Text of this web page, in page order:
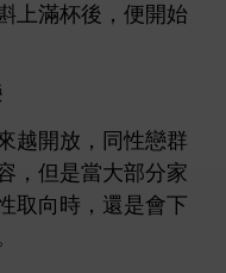
滿杯 ，便
始
越
放，同性戀群
，但 當
部分
取向
，還